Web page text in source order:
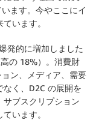
ます。今やここにイ
います。
発的に増加しました
の 18%）。消費財
ン、メディア、需要
く、D2C の展開を
ブスクリプション
います。